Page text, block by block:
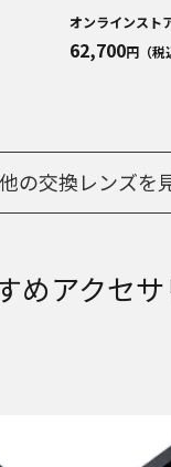
オンラインスト
62,700円（税
の交換レンズを
めアクセ